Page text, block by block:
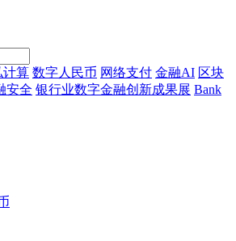
计算 数字人民币 网络支付 金融AI 区块
安全 银行业数字金融创新成果展 Bank